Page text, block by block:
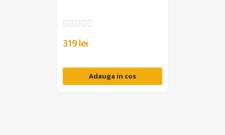
319 lei
Adauga in cos